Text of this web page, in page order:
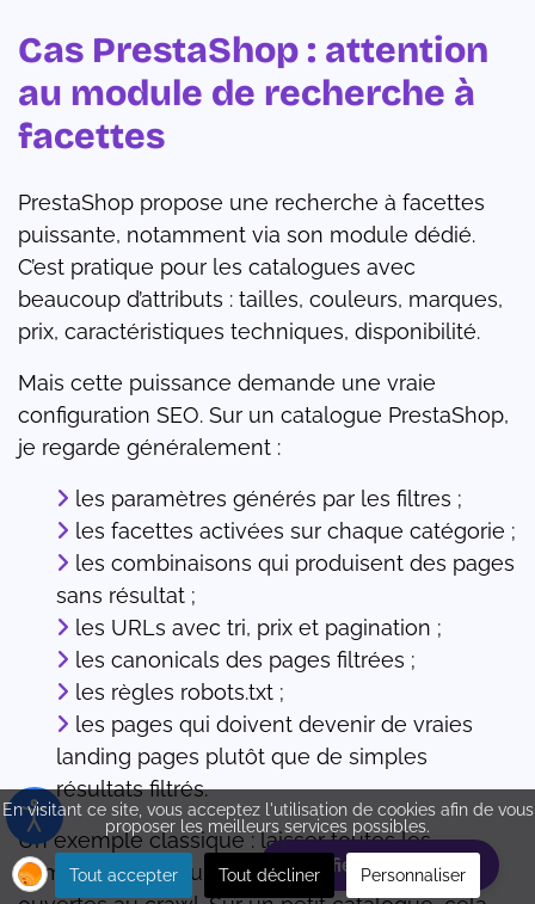
Cas PrestaShop : attention
au module de recherche à
facettes
PrestaShop propose une recherche à facettes
puissante, notamment via son module dédié.
C’est pratique pour les catalogues avec
beaucoup d’attributs : tailles, couleurs, marques,
prix, caractéristiques techniques, disponibilité.
Mais cette puissance demande une vraie
configuration SEO. Sur un catalogue PrestaShop,
je regarde généralement :
les paramètres générés par les filtres ;
les facettes activées sur chaque catégorie ;
les combinaisons qui produisent des pages
sans résultat ;
les URLs avec tri, prix et pagination ;
les canonicals des pages filtrées ;
les règles robots.txt ;
les pages qui doivent devenir de vraies
landing pages plutôt que de simples
résultats filtrés.
Un exemple classique : laisser toutes les
combinaisons couleur + taille + marque + prix
Planifiez votre rdv
En visitant ce site, vous acceptez l'utilisation de cookies afin de vous
proposer les meilleurs services possibles.
Tout accepter Tout décliner Personnaliser